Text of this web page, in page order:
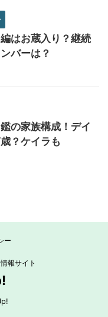
はお蔵入り？継続
バーは？
の家族構成！デイ
？ケイラも
ー
報サイト